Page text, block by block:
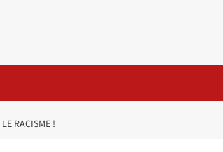
RACISME !